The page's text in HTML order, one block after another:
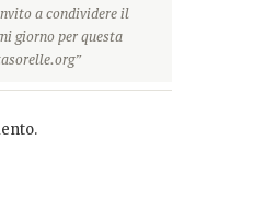
a condividere il
giorno per questa